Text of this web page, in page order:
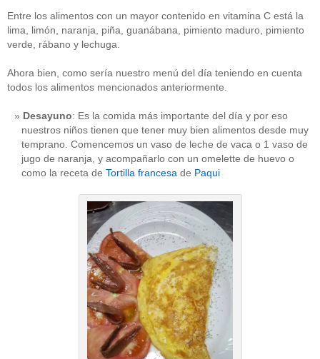
Entre los alimentos con un mayor contenido en vitamina C está la
lima, limón, naranja, piña, guanábana, pimiento maduro, pimiento
verde, rábano y lechuga.
Ahora bien, como sería nuestro menú del día teniendo en cuenta
todos los alimentos mencionados anteriormente.
Desayuno: Es la comida más importante del día y por eso
nuestros niños tienen que tener muy bien alimentos desde muy
temprano. Comencemos un vaso de leche de vaca o 1 vaso de
jugo de naranja, y acompañarlo con un omelette de huevo o
como la receta de Tortilla francesa de Paqui